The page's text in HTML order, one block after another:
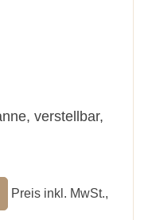
verstellbar,
Preis inkl. MwSt.,